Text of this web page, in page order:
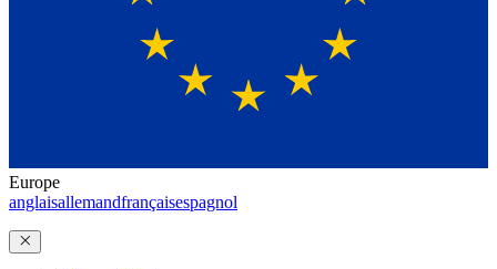
Europe
anglaisallemandfrançaisespagnol